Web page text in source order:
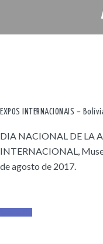
EXPOS INTERNACIONAIS –
DIA NACIONAL DE LA
INTERNACIONAL,
de agosto de 2017.